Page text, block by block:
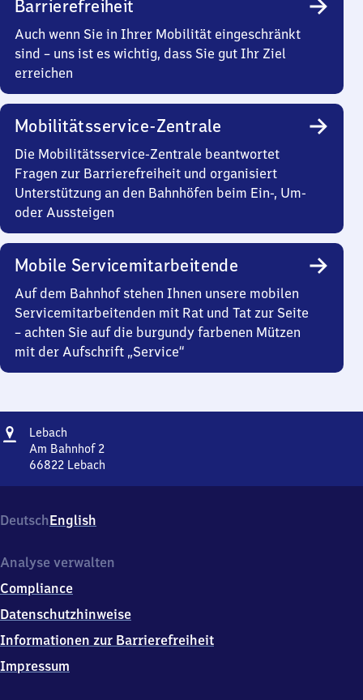
Barrierefreiheit
Auch wenn Sie in Ihrer Mobilität eingeschränkt
sind – uns ist es wichtig, dass Sie gut Ihr Ziel
erreichen
Mobilitätsservice-Zentrale
Die Mobilitätsservice-Zentrale beantwortet
Fragen zur Barrierefreiheit und organisiert
Unterstützung an den Bahnhöfen beim Ein-, Um-
oder Aussteigen
Mobile Servicemitarbeitende
Auf dem Bahnhof stehen Ihnen unsere mobilen
Servicemitarbeitenden mit Rat und Tat zur Seite
– achten Sie auf die burgundy farbenen Mützen
mit der Aufschrift „Service“
Adresse
Lebach
Am Bahnhof 2
66822 Lebach
Bahnhof
2,
6
2
2
DeutschEnglish
Analyse verwalten
Compliance
Datenschutzhinweise
Informationen zur Barrierefreiheit
Impressum